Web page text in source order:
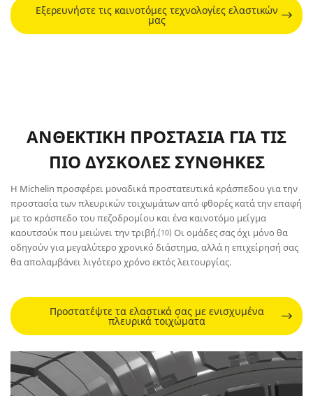
Εξερευνήστε τις καινοτόμες τεχνολογίες ελαστικών
μας
ΑΝΘΕΚΤΙΚΗ ΠΡΟΣΤΑΣΙΑ ΓΙΑ ΤΙΣ
ΠΙΟ ΔΥΣΚΟΛΕΣ ΣΥΝΘΗΚΕΣ
Η Michelin προσφέρει μοναδικά προστατευτικά κράσπεδου για την
προστασία των πλευρικών τοιχωμάτων από φθορές κατά την επαφή
με το κράσπεδο του πεζοδρομίου και ένα καινοτόμο μείγμα
καουτσούκ που μειώνει την τριβή.(10) Οι ομάδες σας όχι μόνο θα
οδηγούν για μεγαλύτερο χρονικό διάστημα, αλλά η επιχείρησή σας
θα απολαμβάνει λιγότερο χρόνο εκτός λειτουργίας.
Προστατέψτε τα ελαστικά σας με ενισχυμένα
πλευρικά τοιχώματα